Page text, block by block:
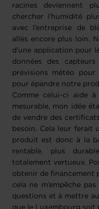
racines deviennent
chercher l’humidité
avec l’entreprise de
allés encore plus loin.
d’une application pour
données des
prévisions météo
pour épandre notre
Comme celui-ci aide
mesurable, mon idée
de vendre des
besoin. Cela leur ferait
produit est donc à la
rentable, plus
totalement vertueux.
obtenir de financement
cela ne m’empêche
questions et à mettre
que le Luxembourg soit